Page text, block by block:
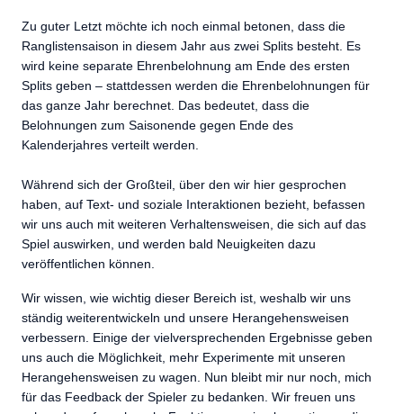
Zu guter Letzt möchte ich noch einmal betonen, dass die
Ranglistensaison in diesem Jahr aus zwei Splits besteht. Es
wird keine separate Ehrenbelohnung am Ende des ersten
Splits geben – stattdessen werden die Ehrenbelohnungen für
das ganze Jahr berechnet. Das bedeutet, dass die
Belohnungen zum Saisonende gegen Ende des
Kalenderjahres verteilt werden.
Während sich der Großteil, über den wir hier gesprochen
haben, auf Text- und soziale Interaktionen bezieht, befassen
wir uns auch mit weiteren Verhaltensweisen, die sich auf das
Spiel auswirken, und werden bald Neuigkeiten dazu
veröffentlichen können.
Wir wissen, wie wichtig dieser Bereich ist, weshalb wir uns
ständig weiterentwickeln und unsere Herangehensweisen
verbessern. Einige der vielversprechenden Ergebnisse geben
uns auch die Möglichkeit, mehr Experimente mit unseren
Herangehensweisen zu wagen. Nun bleibt mir nur noch, mich
für das Feedback der Spieler zu bedanken. Wir freuen uns